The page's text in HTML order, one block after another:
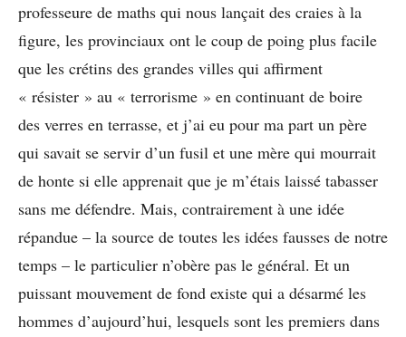
professeure de maths qui nous lançait des craies à la
figure, les provinciaux ont le coup de poing plus facile
que les crétins des grandes villes qui affirment
« résister » au « terrorisme » en continuant de boire
des verres en terrasse, et j’ai eu pour ma part un père
qui savait se servir d’un fusil et une mère qui mourrait
de honte si elle apprenait que je m’étais laissé tabasser
sans me défendre. Mais, contrairement à une idée
répandue – la source de toutes les idées fausses de notre
temps – le particulier n’obère pas le général. Et un
puissant mouvement de fond existe qui a désarmé les
hommes d’aujourd’hui, lesquels sont les premiers dans